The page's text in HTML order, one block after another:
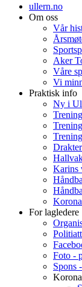
ullern.no
Om oss
Vår
Aker
Våre
Vi
Praktisk info
Ny i
Karins
For lagledere
Foto -
Spons